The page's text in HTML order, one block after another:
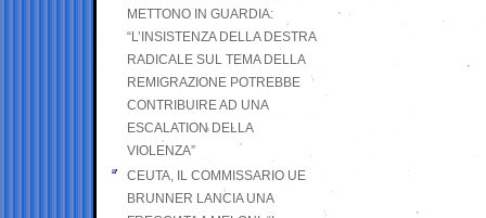
METTONO IN GUARDIA:
“L’INSISTENZA DELLA DESTRA
RADICALE SUL TEMA DELLA
REMIGRAZIONE POTREBBE
CONTRIBUIRE AD UNA
ESCALATION DELLA
VIOLENZA”
CEUTA, IL COMMISSARIO UE
BRUNNER LANCIA UNA